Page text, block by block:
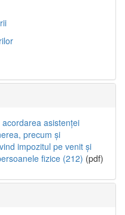
asistenței
precum și
impozitul pe venit și
fizice (212) (pdf)